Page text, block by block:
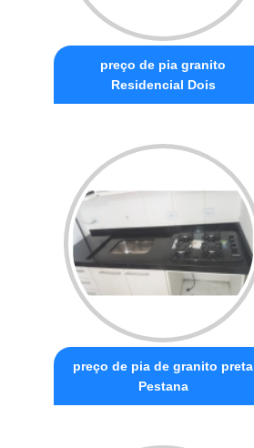
preço de pia granito
Residencial Dois
preço de pia de granito preta
Pestana